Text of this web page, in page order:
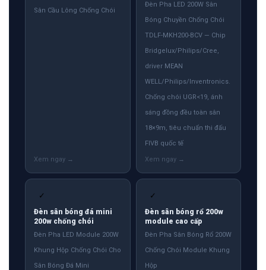
Sân Cầu Lông Chống Chói
Đèn Pha LED 200W Sân
Bóng Chuyền Chống Chói
TDLF-MKH200-BCV — Chip
Bridgelux/Philips/Cree,
driver MEAN
WELL/Philips/Inventronics.
Chống chói UGR<19, ánh
sáng đồng đều toàn sân
18×9m, tiêu chuẩn thi đấu
FIVB quốc tế
✓
Đèn sân bóng đá mini
200w chống chói
Đèn Pha LED Module 200W
Khung Hộp Chống Chói Cho
Sân Bóng Đá Mini
✓
Đèn sân bóng rổ 200w
module cao cấp
Đèn Pha Sân Bóng Rổ 200W
Chống Chói Module Khung
Hộp